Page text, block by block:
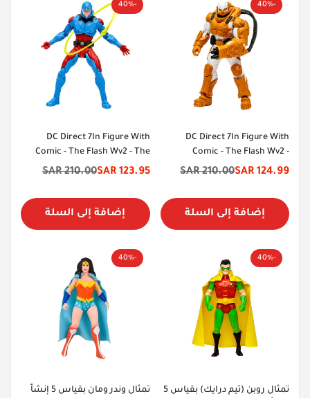
-40%
DC Direct 7In Figure With
Comic - The Flash Wv2 -
Heatwave
سعر
124.99 SAR
السعر
210.00 SAR
إضافة إلى السلة
-40%
DC Direct 7In Figure With
Comic - The Flash Wv2 - The
Atom (Ryan Choi)
سعر
123.95 SAR
السعر
210.00 SAR
إضافة إلى السلة
-40%
تمثال روبن (تيم درايك) بقياس 5
-40%
تمثال وندر ومان بقياس 5 إنشاً